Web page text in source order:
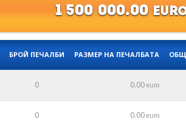
1 500 000.00
БРОЙ ПЕЧАЛБИ РАЗМЕР НА ПЕЧАЛБАТА
0 0.00 euro
0 0.00 euro